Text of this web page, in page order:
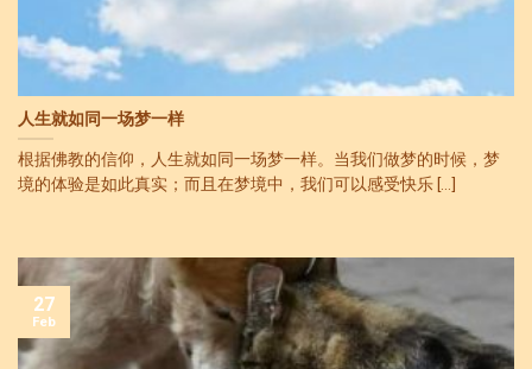
人生就如同一场梦一样
根据佛教的信仰，人生就如同一场梦一样。当我们做梦的时候，梦
境的体验是如此真实；而且在梦境中，我们可以感受快乐 [...]
27
Feb